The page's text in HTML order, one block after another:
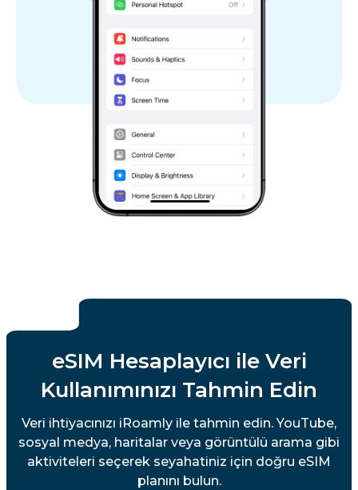
eSIM Hesaplayıcı ile Veri
Kullanımınızı Tahmin Edin
Veri ihtiyacınızı iRoamly ile tahmin edin. YouTube,
sosyal medya, haritalar veya görüntülü arama gibi
aktiviteleri seçerek seyahatiniz için doğru eSIM
planını bulun.